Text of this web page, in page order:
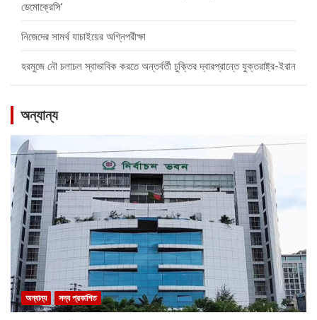
ডেমোক্রেসি’
নিজেদের সামর্থ যাচাইয়ের অগ্নিপরীক্ষা
হরমুজে নৌ চলাচল স্বাভাবিক করতে অন্তর্বর্তী চুক্তির দ্বারপ্রান্তে যুক্তরাষ্ট্র-ইরান
অন্যান্য
অন্যান্য সদ্য প্রকাশিত